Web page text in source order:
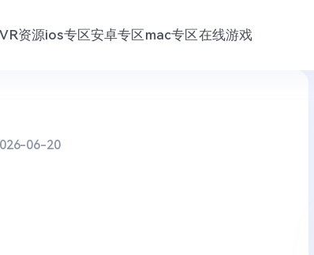
VR资源ios专区安卓专区mac专区在线游戏
06-20